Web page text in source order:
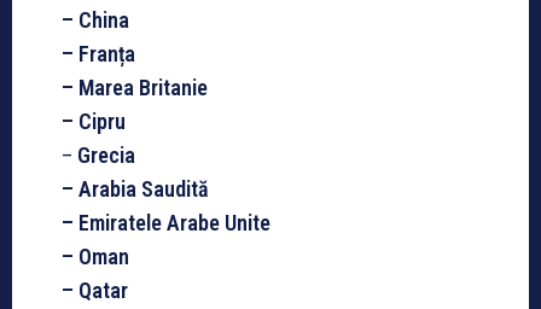
– China
– Franța
– Marea Britanie
– Cipru
– Grecia
– Arabia Saudită
– Emiratele Arabe Unite
– Oman
– Qatar